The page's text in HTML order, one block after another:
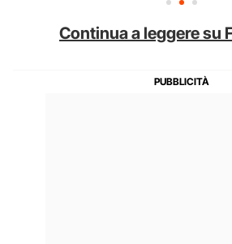
Continua a leggere su